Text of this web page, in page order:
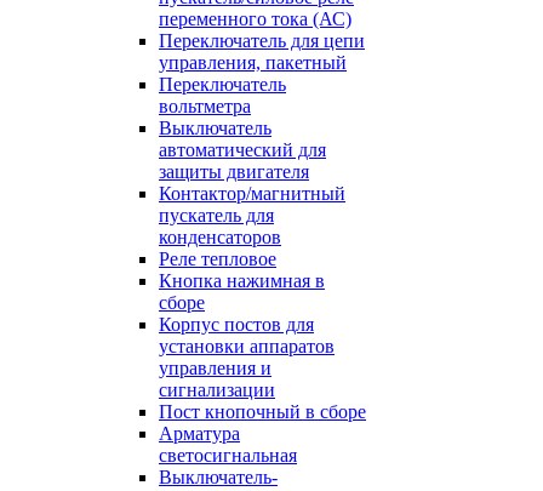
переменного тока (АС)
Переключатель для цепи
управления, пакетный
Переключатель
вольтметра
Выключатель
автоматический для
защиты двигателя
Контактор/магнитный
пускатель для
конденсаторов
Реле тепловое
Кнопка нажимная в
сборе
Корпус постов для
установки аппаратов
управления и
сигнализации
Пост кнопочный в сборе
Арматура
светосигнальная
Выключатель-